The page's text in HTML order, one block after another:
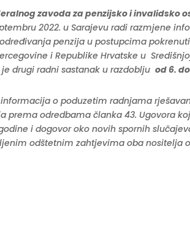
zavoda za penzijsko i invalidsko
2022. u Sarajevu radi razmjene
penzija u postupcima
i Republike Hrvatske u
drugi radni sastanak u razdoblju od 6.
o poduzetim radnjama
prema odredbama članka 43. Ugovora
i dogovor oko novih spornih
odštetnim zahtjevima oba nositelja